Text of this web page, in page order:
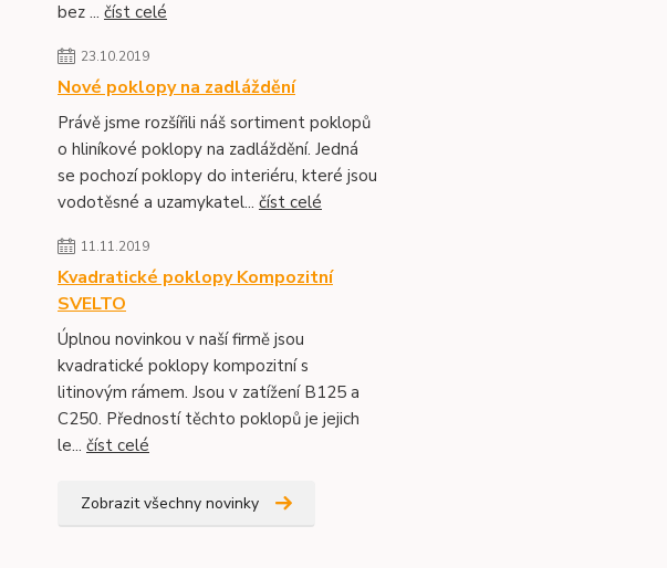
bez ... číst celé
23.10.2019
Nové poklopy na zadláždění
Právě jsme rozšířili náš sortiment poklopů
o hliníkové poklopy na zadláždění. Jedná
se pochozí poklopy do interiéru, které jsou
vodotěsné a uzamykatel... číst celé
11.11.2019
Kvadratické poklopy Kompozitní
SVELTO
Úplnou novinkou v naší firmě jsou
kvadratické poklopy kompozitní s
litinovým rámem. Jsou v zatížení B125 a
C250. Předností těchto poklopů je jejich
le... číst celé
Zobrazit všechny novinky